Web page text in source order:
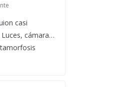
casi
cámara…